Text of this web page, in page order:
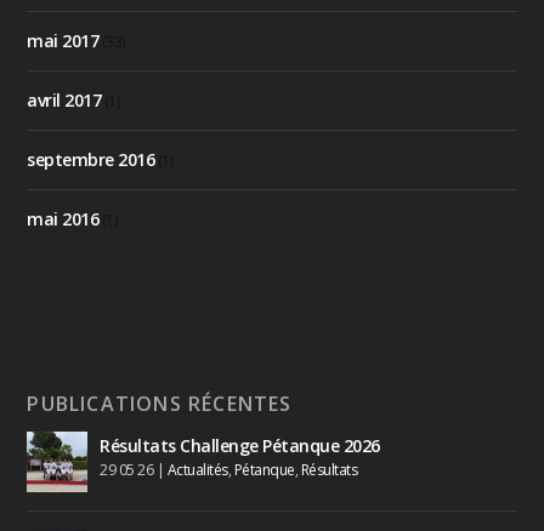
mai 2017(33)
avril 2017(1)
septembre 2016(1)
mai 2016(1)
PUBLICATIONS RÉCENTES
Résultats Challenge Pétanque 2026
29 05 26| Actualités, Pétanque, Résultats